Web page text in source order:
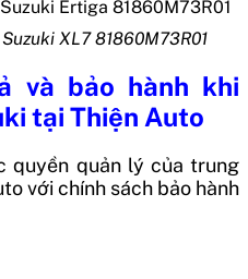
XL7 81860M73R01
và bảo hành khi
tại Thiện Auto
quyền quản lý của trung
với chính sách bảo hành